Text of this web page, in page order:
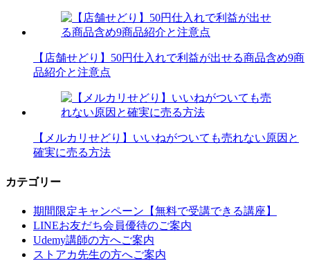
【店舗せどり】50円仕入れで利益が出せる商品含め9商
品紹介と注意点
【メルカリせどり】いいねがついても売れない原因と
確実に売る方法
カテゴリー
期間限定キャンペーン【無料で受講できる講座】
LINEお友だち会員優待のご案内
Udemy講師の方へご案内
ストアカ先生の方へご案内